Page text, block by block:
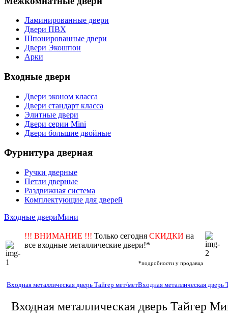
Ламинированные двери
Двери ПВХ
Шпонированные двери
Двери Экошпон
Арки
Входные двери
Двери эконом класса
Двери стандарт класса
Элитные двери
Двери серии Mini
Двери большие двойные
Фурнитура дверная
Ручки дверные
Петли дверные
Раздвижная система
Комплектующие для дверей
Входные двериМини
!!! ВНИМАНИЕ !!! Только сегодня СКИДКИ на
все входные металлические двери!*
*подробности у продавца
Входная металлическая дверь Тайгер мет/метВходная металлическая
Входная металлическая дверь Тайгер